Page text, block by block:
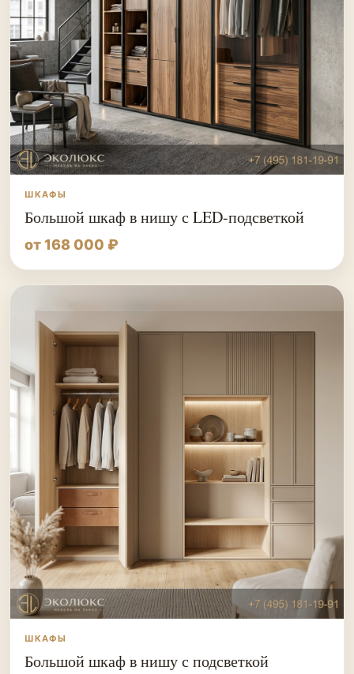
ШКАФЫ
Большой шкаф в нишу с LED-подсветкой
от 168 000 ₽
ШКАФЫ
Большой шкаф в нишу с подсветкой